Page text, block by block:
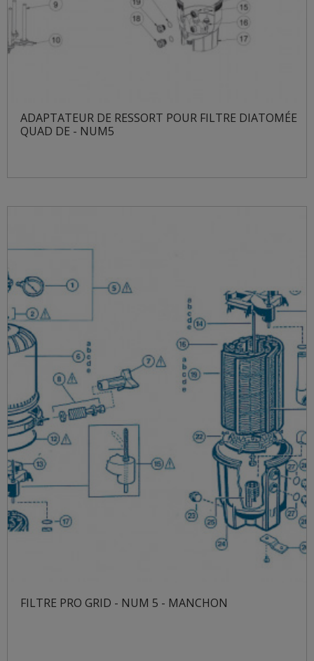
ADAPTATEUR DE RESSORT POUR FILTRE DIATOMÉE
QUAD DE - NUM5
FILTRE PRO GRID - NUM 5 - MANCHON